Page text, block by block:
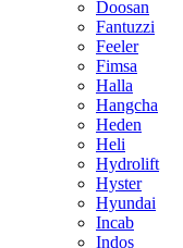
Doosan
Fantuzzi
Feeler
Fimsa
Halla
Hangcha
Heden
Heli
Hydrolift
Hyster
Hyundai
Incab
Indos